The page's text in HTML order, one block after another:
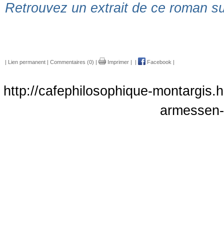
Retrouvez un extrait de ce roman
| Lien permanent | Commentaires (0) | Imprimer | | Facebook |
http://cafephilosophique-